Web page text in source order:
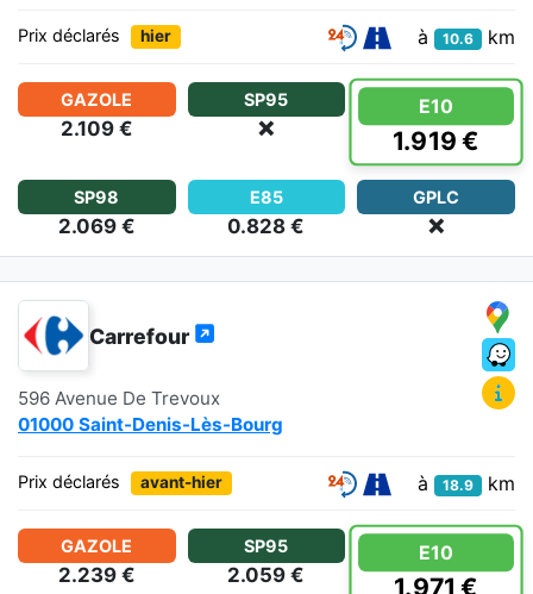
Prix déclarés hier à 10.6 km
GAZOLE
2.109 €
SP95
❌
E10
1.919 €
SP98
2.069 €
E85
0.828 €
GPLC
❌
Carrefour
596 Avenue De Trevoux
01000 Saint-Denis-Lès-Bourg
Prix déclarés avant-hier à 18.9 km
GAZOLE
2.239 €
SP95
2.059 €
E10
1.971 €